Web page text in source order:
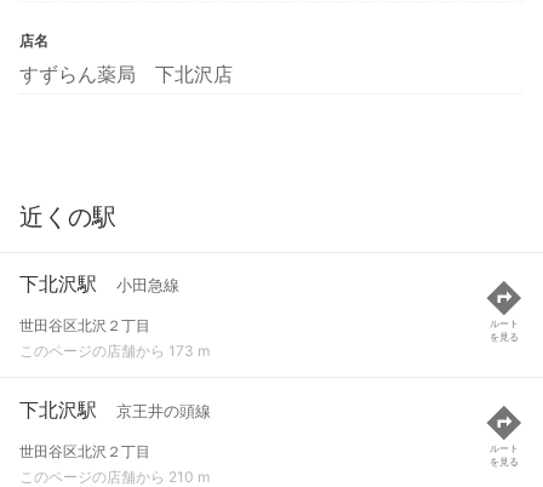
店名
すずらん薬局 下北沢店
近くの駅
下北沢駅 小田急線
世田谷区北沢２丁目
このページの店舗から 173 m
ルート
を見る
下北沢駅 京王井の頭線
世田谷区北沢２丁目
このページの店舗から 210 m
ルート
を見る